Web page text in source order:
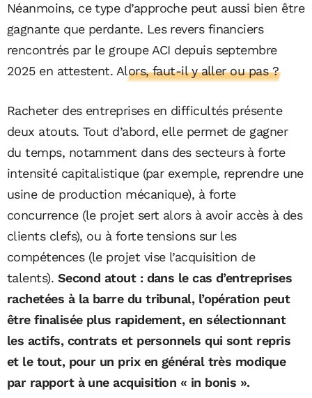
Néanmoins, ce type d’approche peut aussi bien être
gagnante que perdante. Les revers financiers
rencontrés par le groupe ACI depuis septembre
2025 en attestent. Alors, faut-il y aller ou pas ?
Racheter des entreprises en difficultés présente
deux atouts. Tout d’abord, elle permet de gagner
du temps, notamment dans des secteurs à forte
intensité capitalistique (par exemple, reprendre une
usine de production mécanique), à forte
concurrence (le projet sert alors à avoir accès à des
clients clefs), ou à forte tensions sur les
compétences (le projet vise l’acquisition de
talents). Second atout : dans le cas d’entreprises
rachetées à la barre du tribunal, l’opération peut
être finalisée plus rapidement, en sélectionnant
les actifs, contrats et personnels qui sont repris
et le tout, pour un prix en général très modique
par rapport à une acquisition « in bonis ».